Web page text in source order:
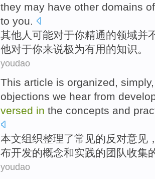
they may have other domains of
to you.
其他人 可能对于你精通的领域并
他对于你来说极为有用的知识。
youdao
This article is organized,
objections we hear from
versed in the concepts and
本文组织整理了常见的反对意见
布开发的概念和实践的团队收集
youdao